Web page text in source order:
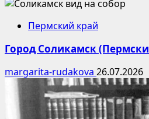
Пермский край
Город Соликамск
margarita-rudakova 26.07.2026